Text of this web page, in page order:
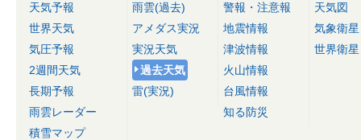
天気予報
世界天気
気圧予報
2週間天気
長期予報
雨雲レーダー
積雪マップ
雨雲(過去)
アメダス実況
実況天気
過去天気
雷(実況)
警報・注意報
地震情報
津波情報
火山情報
台風情報
知る防災
天気図
気象衛星
世界衛星